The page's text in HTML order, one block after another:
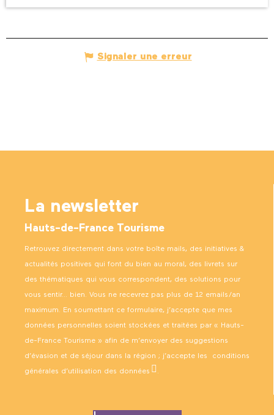
Signaler une erreur
La newsletter
Hauts-de-France Tourisme
Retrouvez directement dans votre boîte mails, des initiatives &
actualités positives qui font du bien au moral, des livrets sur
des thématiques qui vous correspondent, des solutions pour
vous sentir… bien. Vous ne recevrez pas plus de 12 emails/an
maximum. En soumettant ce formulaire, j’accepte que mes
données personnelles soient stockées et traitées par « Hauts-
de-France Tourisme » afin de m’envoyer des suggestions
d’évasion et de séjour dans la région ; j’accepte les conditions
générales d’utilisation des données .